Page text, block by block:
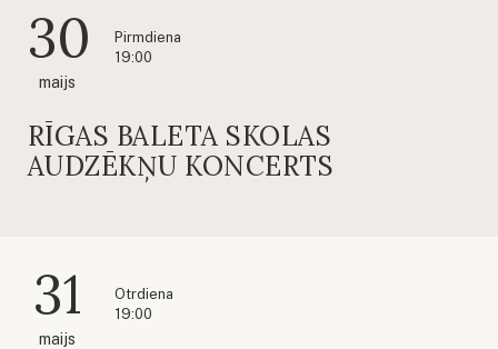
30
maijs
Pirmdiena
19:00
RĪGAS BALETA SKOLAS
AUDZĒKŅU KONCERTS
31
maijs
Otrdiena
19:00